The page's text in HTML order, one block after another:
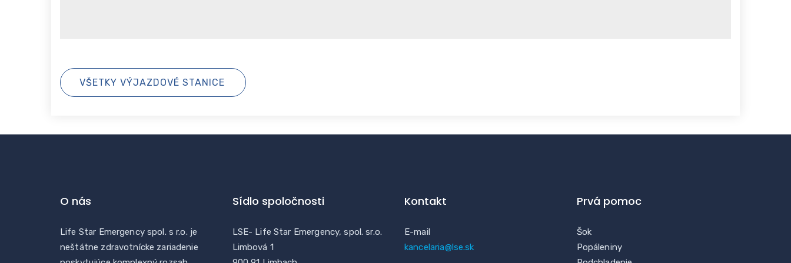
VŠETKY VÝJAZDOVÉ STANICE
O nás
Life Star Emergency spol. s r.o. je
neštátne zdravotnícke zariadenie
Sídlo spoločnosti
LSE- Life Star Emergency, spol. sr.o.
Limbová 1
Kontakt
E-mail
kancelaria@lse.sk
Prvá pomoc
Šok
Popáleniny